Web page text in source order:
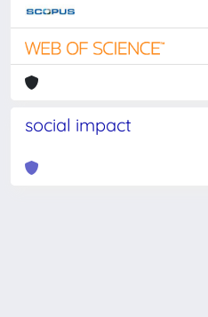
social impact